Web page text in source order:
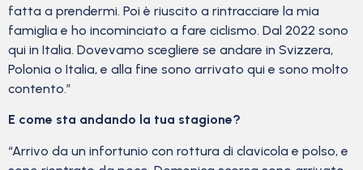
fatta a prendermi. Poi è riuscito a rintracciare la mia
famiglia e ho incominciato a fare ciclismo. Dal 2022 sono
qui in Italia. Dovevamo scegliere se andare in Svizzera,
Polonia o Italia, e alla fine sono arrivato qui e sono molto
contento.”
E come sta andando la tua stagione?
“Arrivo da un infortunio con rottura di clavicola e polso, e